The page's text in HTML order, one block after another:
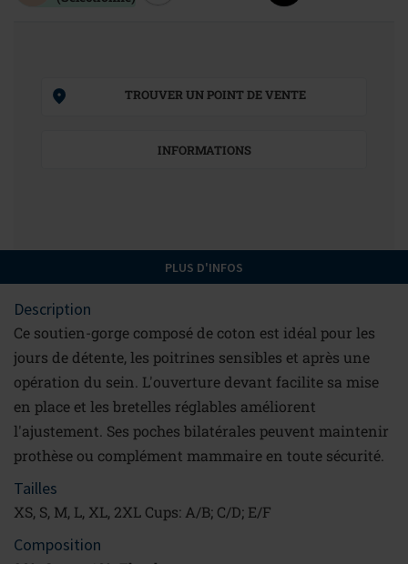
TROUVER UN POINT DE VENTE
INFORMATIONS
PLUS D'INFOS
Description
Ce soutien-gorge composé de coton est idéal pour les
jours de détente, les poitrines sensibles et après une
opération du sein. L'ouverture devant facilite sa mise
en place et les bretelles réglables améliorent
l'ajustement. Ses poches bilatérales peuvent maintenir
prothèse ou complément mammaire en toute sécurité.
Tailles
XS, S, M, L, XL, 2XL Cups: A/B; C/D; E/F
Composition